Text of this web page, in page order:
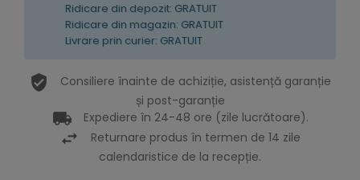
Ridicare din depozit: GRATUIT
Ridicare din magazin: GRATUIT
Livrare prin curier: GRATUIT
Consiliere înainte de achiziție, asistență garanție
și post-garanție
Expediere în 24-48 ore (zile lucrătoare).
Returnare produs în termen de 14 zile
calendaristice de la recepție.